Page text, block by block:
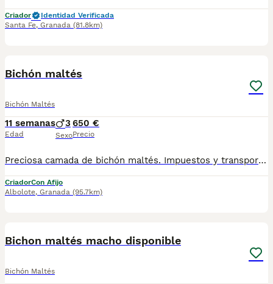
Criador
Identidad Verificada
Santa Fe, Granada (81.8km)
Bichón maltés
Bichón Maltés
11 semanas
Edad
3
Sexo
650 €
Precio
Preciosa camada de bichón maltés. Impuestos y transporte no incluidos. Realizamos envíos a toda España ( Barcelona, Madrid, Mallorca, Marbella, etc). Se entregan con sus vacunas y desparasitaciones correspondientes, cartilla, chip y contrato. Para más información contactar: 958 26 94 55 Web: www.centropuppyhome.com
CriadorCon Afijo
Albolote, Granada (95.7km)
Bichon maltés macho disponible
Bichón Maltés